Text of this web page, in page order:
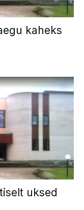
kaheks
uksed